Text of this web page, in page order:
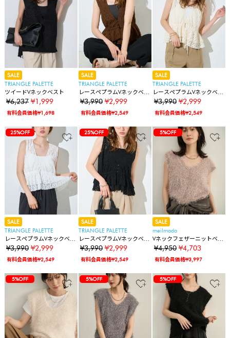
SALE
TRIANGLE PALETTE
ツイードVネックベスト
¥6,237 ¥1,999
有料会員価格¥1,698
SALE
TRIANGLE PALETTE
レースペプラムVネックベス
ト
¥3,990 ¥2,999
有料会員価格¥2,549
SALE
TRIANGLE PALETTE
レースペプラムVネックベス
ト
¥3,990 ¥2,999
有料会員価格¥2,549
25%OFF
SALE
TRIANGLE PALETTE
レースペプラムVネックベス
ト
¥3,990 ¥2,999
有料会員価格¥2,549
25%OFF
SALE
TRIANGLE PALETTE
レースペプラムVネックベス
ト
¥3,990 ¥2,999
有料会員価格¥2,549
5%OFF
SALE
meilmada
Vネックフェザーニットベス
ト
¥4,950 ¥4,703
有料会員価格¥3,997
5%OFF 5%OFF 5%OFF